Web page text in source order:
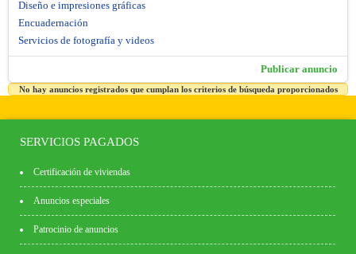
Diseño e impresiones gráficas
Encuadernación
Servicios de fotografía y videos
Publicar anuncio
No hay anuncios registrados que cumplan los criterios de búsqueda proporcionados
SERVICIOS PAGADOS
Certificación de viviendas
Anuncios especiales
Patrocinio de anuncios